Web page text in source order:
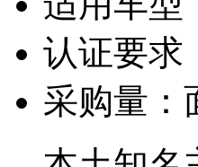
认证要求
采购量：